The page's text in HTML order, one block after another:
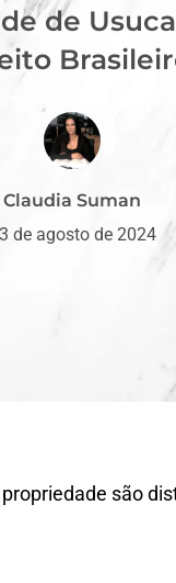
de
Claudia Suman
de agosto de 2024
são